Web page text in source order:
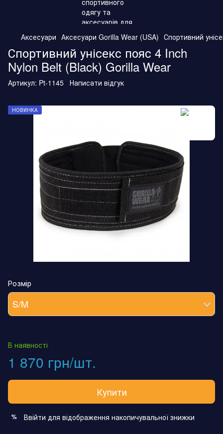
Аксесуари Аксесуари Gorilla Wear (USA) Спортивний
Спортивний унісекс пояс 4 Inch
Nylon Belt (Black) Gorilla Wear
Артикул: Pt-1145 Написати відгук
НОВИНКА
Розмір
S/M
В наявності
1 870 грн/шт.
Купити
% Ввійти для відображення накопичувальної знижки